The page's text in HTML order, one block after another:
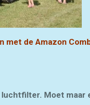
de Amazon
Moet maar